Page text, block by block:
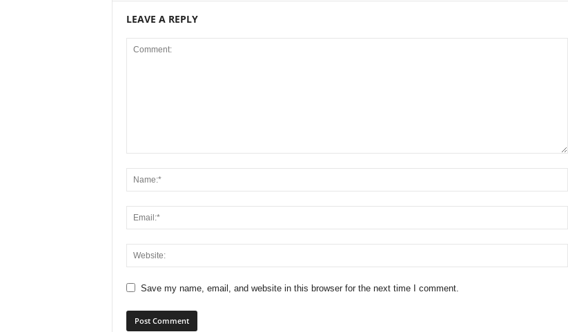
LEAVE A REPLY
Save my name, email, and website in this browser for the next time I comment.